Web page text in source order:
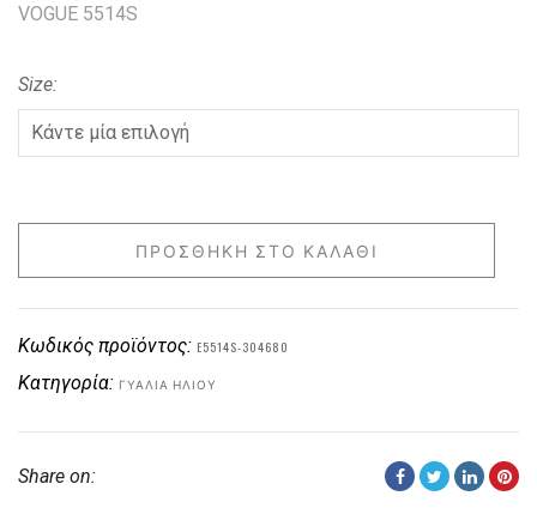
VOGUE 5514S
Size
ΠΡΟΣΘΉΚΗ ΣΤΟ ΚΑΛΆΘΙ
Κωδικός προϊόντος: E5514S-304680
Κατηγορία: ΓΥΑΛΙΆ ΗΛΊΟΥ
Share on: